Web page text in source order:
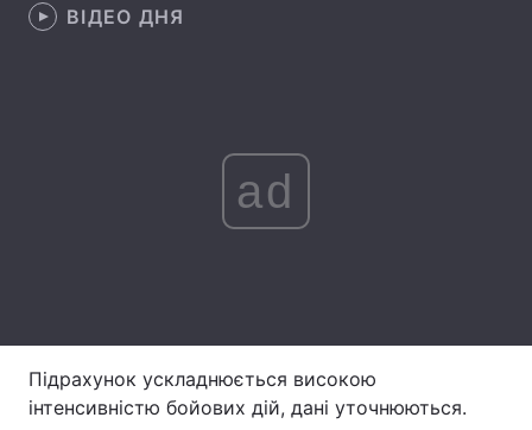
ВІДЕО ДНЯ
ad
Підрахунок ускладнюється високою
інтенсивністю бойових дій, дані уточнюються.